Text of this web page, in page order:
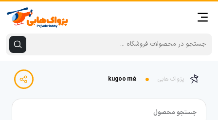
پژواک هابی kugoo m5
جستجو محصول